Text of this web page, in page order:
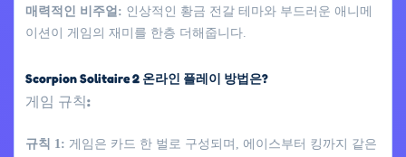
매력적인 비주얼: 인상적인 황금 전갈 테마와 부드러운 애니메
이션이 게임의 재미를 한층 더해줍니다.
Scorpion Solitaire 2 온라인 플레이 방법은?
게임 규칙:
규칙 1: 게임은 카드 한 벌로 구성되며, 에이스부터 킹까지 같은